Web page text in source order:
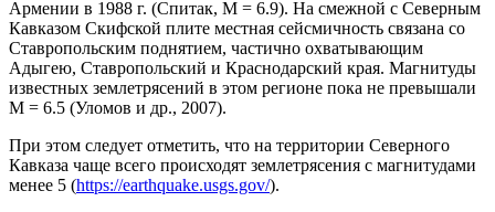
Армении в 1988 г. (Спитак, М = 6.9). На смежной с Северным
Кавказом Скифской плите местная сейсмичность связана со
Ставропольским поднятием, частично охватывающим
Адыгею, Ставропольский и Краснодарский края. Магнитуды
известных землетрясений в этом регионе пока не превышали
М = 6.5 (Уломов и др., 2007).
При этом следует отметить, что на территории Северного
Кавказа чаще всего происходят землетрясения с магнитудами
менее 5 (https://earthquake.usgs.gov/).